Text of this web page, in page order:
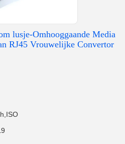
lusje-Omhooggaande Media
RJ45 Vrouwelijke Convertor